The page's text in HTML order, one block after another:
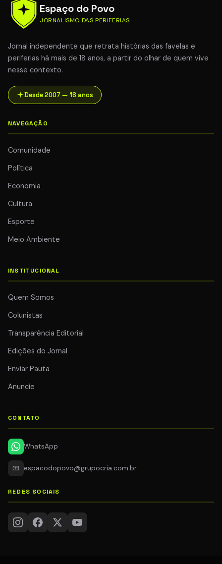
Espaço do Povo
JORNALISMO DAS PERIFERIAS
Jornal independente que retrata histórias das favelas e
periferias há mais de 18 anos, a partir do olhar de quem vive
nesse contexto.
Desde 2007 — 18 anos
NAVEGAÇÃO
Comunidade
Política
Economia
Cultura
Esporte
Meio Ambiente
INSTITUCIONAL
Quem Somos
Colunistas
Transparência Editorial
Edições do Jornal
Enviar Pauta
Anuncie
CONTATO
WhatsApp
📧 espacodopovo@grupocria.com.br
REDES SOCIAIS